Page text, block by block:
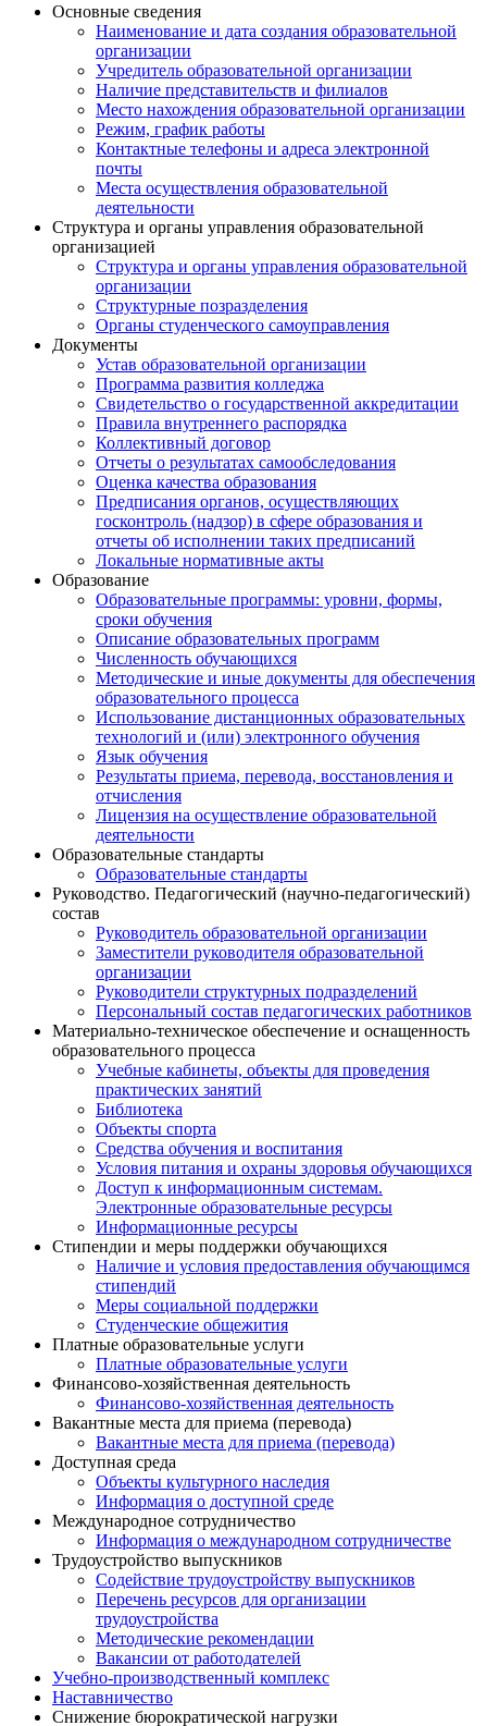
Основные сведения
Наименование и дата создания образовательной
организации
Учредитель образовательной организации
Наличие представительств и филиалов
Место нахождения образовательной организации
Режим, график работы
Контактные телефоны и адреса электронной
почты
Места осуществления образовательной
деятельности
Структура и органы управления образовательной
организацией
Структура и органы управления образовательной
организации
Структурные позразделения
Органы студенческого самоуправления
Документы
Устав образовательной организации
Программа развития колледжа
Свидетельство о государственной аккредитации
Правила внутреннего распорядка
Коллективный договор
Отчеты о результатах самообследования
Оценка качества образования
Предписания органов, осуществляющих
госконтроль (надзор) в сфере образования и
отчеты об исполнении таких предписаний
Локальные нормативные акты
Образование
Образовательные программы: уровни, формы,
сроки обучения
Описание образовательных программ
Численность обучающихся
Методические и иные документы для обеспечения
образовательного процесса
Использование дистанционных образовательных
технологий и (или) электронного обучения
Язык обучения
Результаты приема, перевода, восстановления и
отчисления
Лицензия на осуществление образовательной
деятельности
Образовательные стандарты
Образовательные стандарты
Руководство. Педагогический (научно-педагогический)
состав
Руководитель образовательной организации
Заместители руководителя образовательной
организации
Руководители структурных подразделений
Персональный состав педагогических работников
Материально-техническое обеспечение и оснащенность
образовательного процесса
Учебные кабинеты, объекты для проведения
практических занятий
Библиотека
Объекты спорта
Средства обучения и воспитания
Условия питания и охраны здоровья обучающихся
Доступ к информационным системам.
Электронные образовательные ресурсы
Информационные ресурсы
Стипендии и меры поддержки обучающихся
Наличие и условия предоставления обучающимся
стипендий
Меры социальной поддержки
Студенческие общежития
Платные образовательные услуги
Платные образовательные услуги
Финансово-хозяйственная деятельность
Финансово-хозяйственная деятельность
Вакантные места для приема (перевода)
Вакантные места для приема (перевода)
Доступная среда
Объекты культурного наследия
Информация о доступной среде
Международное сотрудничество
Информация о международном сотрудничестве
Трудоустройство выпускников
Содействие трудоустройству выпускников
Перечень ресурсов для организации
трудоустройства
Методические рекомендации
Вакансии от работодателей
Учебно-производственный комплекс
Наставничество
Снижение бюрократической нагрузки